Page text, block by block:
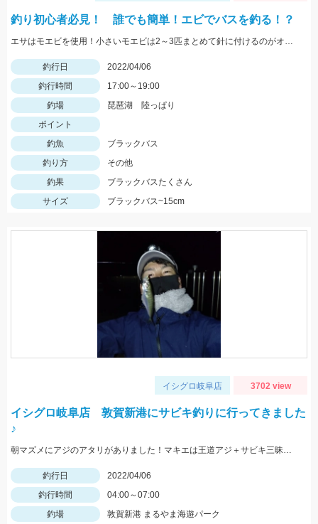
釣り初心者必見！ 誰でも簡単！エビでバスを釣る！？
エサはモエビを使用！小さいモエビは2～3匹まとめて針に付けるのがオススメ！
釣行日
2022/04/06
釣行時間
17:00～19:00
釣場
琵琶湖 陸っぱり
ポイント
釣魚
ブラックバス
釣り方
その他
釣果
ブラックバスたくさん
サイズ
ブラックバス~15cm
イシグロ岐阜店 3702 view
イシグロ岐阜店 敦賀新港にサビキ釣りに行ってきました
♪
朝マズメにアジのアタリがありました！マキエは王道アジ＋サビキ三昧がオススメ！！
釣行日
2022/04/06
釣行時間
04:00～07:00
釣場
敦賀新港 まるやま海遊パーク